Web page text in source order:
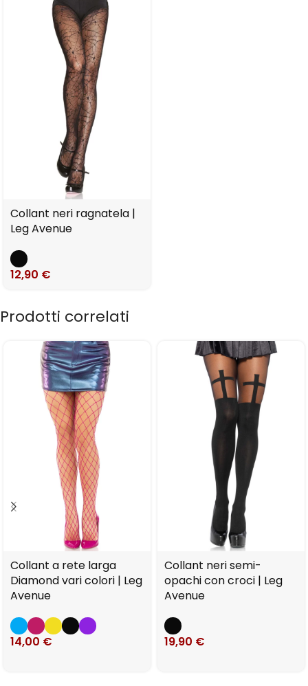
Collant neri ragnatela |
Leg Avenue
12,90 €
Prodotti correlati
Collant a rete larga
Diamond vari colori | Leg
Avenue
14,00 €
Collant neri semi-
opachi con croci | Leg
Avenue
19,90 €